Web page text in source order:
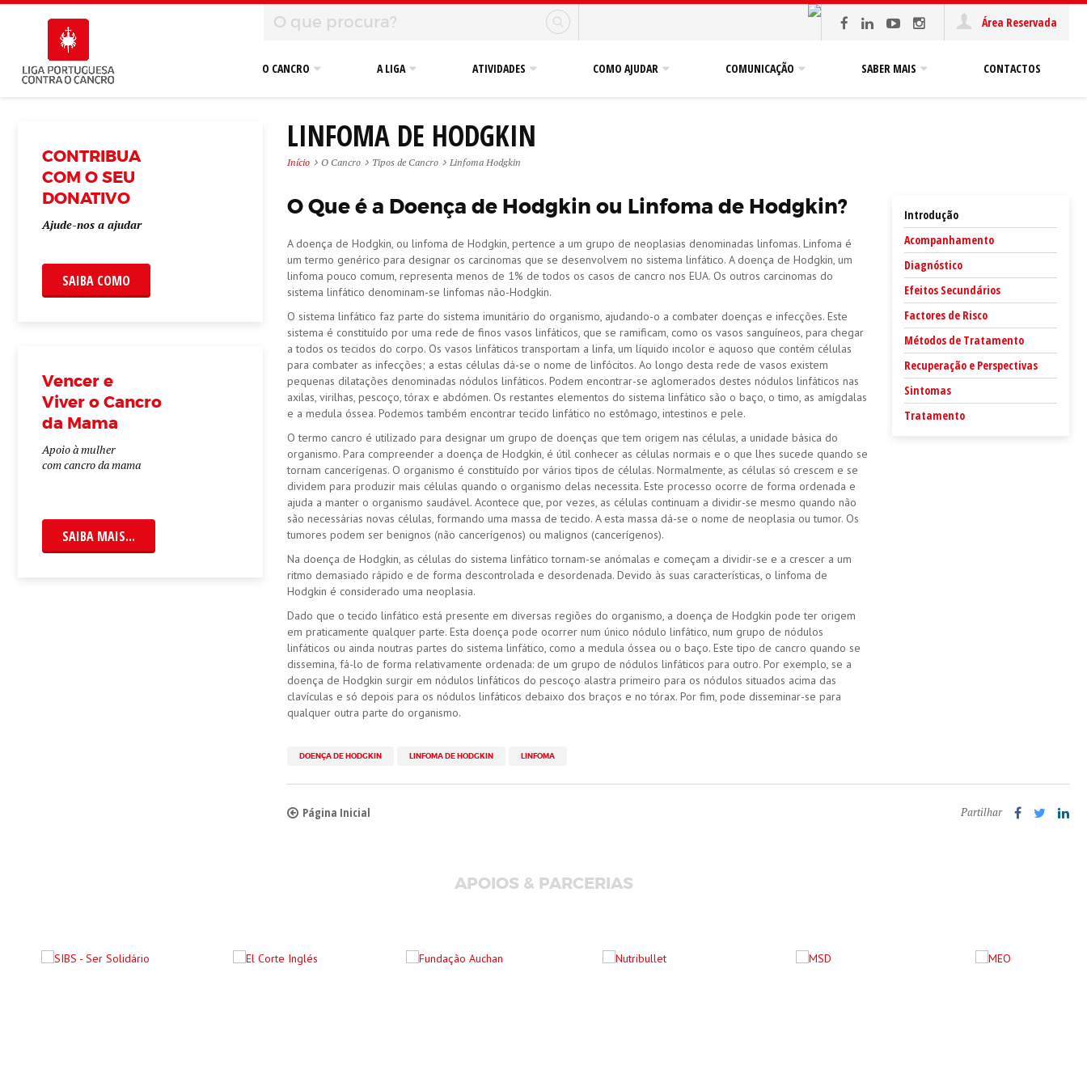
Área Reservada
O CANCRO A LIGA ATIVIDADES COMO AJUDAR COMUNICAÇÃO SABER MAIS CONTACTOS
CONTRIBUA
COM O SEU
DONATIVO
Ajude-nos a ajudar
SAIBA COMO
Vencer e
Viver o Cancro
da Mama
Apoio à mulher
com cancro da mama
SAIBA MAIS...
LINFOMA DE HODGKIN
Início O Cancro Tipos de Cancro Linfoma Hodgkin
O Que é a Doença de Hodgkin ou Linfoma de Hodgkin?
A doença de Hodgkin, ou linfoma de Hodgkin, pertence a um grupo de neoplasias denominadas linfomas. Linfoma é
um termo genérico para designar os carcinomas que se desenvolvem no sistema linfático. A doença de Hodgkin, um
linfoma pouco comum, representa menos de 1% de todos os casos de cancro nos EUA. Os outros carcinomas do
sistema linfático denominam-se linfomas não-Hodgkin.
O sistema linfático faz parte do sistema imunitário do organismo, ajudando-o a combater doenças e infecções. Este
sistema é constituído por uma rede de finos vasos linfáticos, que se ramificam, como os vasos sanguíneos, para chegar
a todos os tecidos do corpo. Os vasos linfáticos transportam a linfa, um líquido incolor e aquoso que contém células
para combater as infecções; a estas células dá-se o nome de linfócitos. Ao longo desta rede de vasos existem
pequenas dilatações denominadas nódulos linfáticos. Podem encontrar-se aglomerados destes nódulos linfáticos nas
axilas, virilhas, pescoço, tórax e abdómen. Os restantes elementos do sistema linfático são o baço, o timo, as amígdalas
e a medula óssea. Podemos também encontrar tecido linfático no estômago, intestinos e pele.
O termo cancro é utilizado para designar um grupo de doenças que tem origem nas células, a unidade básica do
organismo. Para compreender a doença de Hodgkin, é útil conhecer as células normais e o que lhes sucede quando se
tornam cancerígenas. O organismo é constituído por vários tipos de células. Normalmente, as células só crescem e se
dividem para produzir mais células quando o organismo delas necessita. Este processo ocorre de forma ordenada e
ajuda a manter o organismo saudável. Acontece que, por vezes, as células continuam a dividir-se mesmo quando não
são necessárias novas células, formando uma massa de tecido. A esta massa dá-se o nome de neoplasia ou tumor. Os
tumores podem ser benignos (não cancerígenos) ou malignos (cancerígenos).
Na doença de Hodgkin, as células do sistema linfático tornam-se anómalas e começam a dividir-se e a crescer a um
ritmo demasiado rápido e de forma descontrolada e desordenada. Devido às suas características, o linfoma de
Hodgkin é considerado uma neoplasia.
Dado que o tecido linfático está presente em diversas regiões do organismo, a doença de Hodgkin pode ter origem
em praticamente qualquer parte. Esta doença pode ocorrer num único nódulo linfático, num grupo de nódulos
linfáticos ou ainda noutras partes do sistema linfático, como a medula óssea ou o baço. Este tipo de cancro quando se
dissemina, fá-lo de forma relativamente ordenada: de um grupo de nódulos linfáticos para outro. Por exemplo, se a
doença de Hodgkin surgir em nódulos linfáticos do pescoço alastra primeiro para os nódulos situados acima das
clavículas e só depois para os nódulos linfáticos debaixo dos braços e no tórax. Por fim, pode disseminar-se para
qualquer outra parte do organismo.
Introdução
Acompanhamento
Diagnóstico
Efeitos Secundários
Factores de Risco
Métodos de Tratamento
Recuperação e Perspectivas
Sintomas
Tratamento
DOENÇA DE HODGKIN LINFOMA DE HODGKIN LINFOMA
Página Inicial Partilhar
APOIOS & PARCERIAS